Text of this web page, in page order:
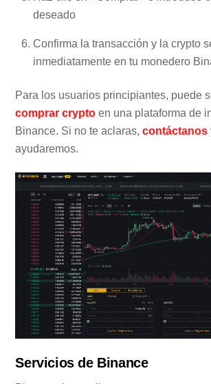
deseado
Confirma la transacción y la crypto
inmediatamente en tu monedero
Para los usuarios principiantes, puede
comprar crypto en una plataforma de
Binance. Si no te aclaras,contáctanos
ayudaremos.
Servicios de Binance